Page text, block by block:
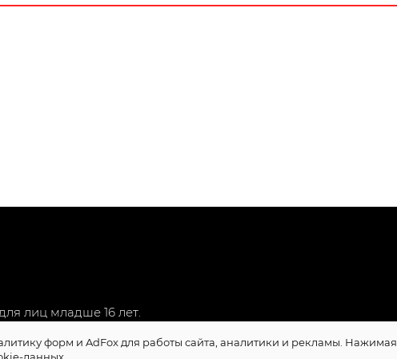
лиц младше 16 лет.
форм и AdFox для работы сайта, аналитики и рекламы. Нажимая